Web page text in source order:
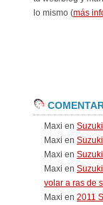
lo mismo (más
Maxi en
Maxi en
Maxi en
Maxi en
volar a ras de
Maxi en 2011